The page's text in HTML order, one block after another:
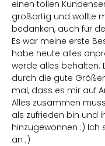
einen tollen
großartig und wollte
bedanken, auch für
Es war meine erste
habe heute alles
werde alles behalten.
durch die gute
mal, dass es mir auf
Alles zusammen
als zufrieden bin und
hinzugewonnen :) Ich
an ;)